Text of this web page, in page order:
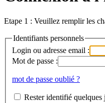
Etape 1 : Veuillez remplir les
Identifiants personnels
Login ou adresse email :
Mot de passe :
mot de passe oublié ?
Rester identifié quelques